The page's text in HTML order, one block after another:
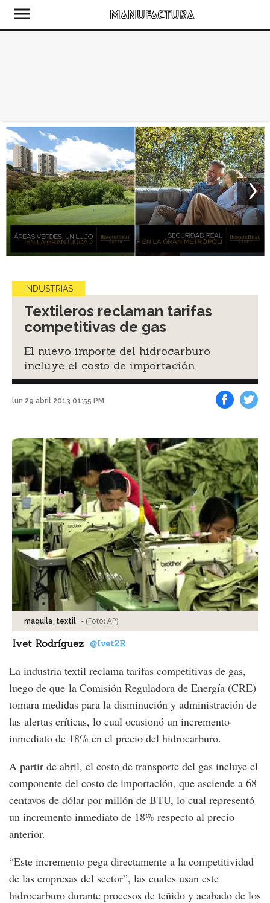
INDUSTRIAS
Textileros reclaman tarifas
competitivas de gas
El nuevo importe del hidrocarburo
incluye el costo de importación
lun 29 abril 2013 01:55 PM
maquila_textil - (Foto: AP)
Ivet Rodríguez @Ivet2R
La industria textil reclama tarifas competitivas de gas,
luego de que la Comisión Reguladora de Energía (CRE)
tomara medidas para la disminución y administración de
las alertas críticas, lo cual ocasionó un incremento
inmediato de 18% en el precio del hidrocarburo.
A partir de abril, el costo de transporte del gas incluye el
componente del costo de importación, que asciende a 68
centavos de dólar por millón de BTU, lo cual representó
un incremento inmediato de 18% respecto al precio
anterior.
“Este incremento pega directamente a la competitividad
de las empresas del sector”, las cuales usan este
hidrocarburo durante procesos de teñido y acabado de los